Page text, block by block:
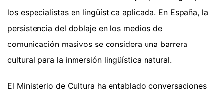
los especialistas en lingüística aplicada. En España, la
persistencia del doblaje en los medios de
comunicación masivos se considera una barrera
cultural para la inmersión lingüística natural.
El Ministerio de Cultura ha entablado conversaciones